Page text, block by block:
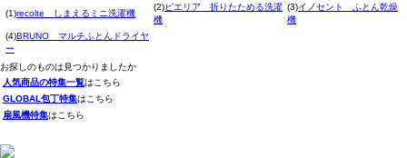
(1)recolte しまえるミニ洗濯機
(2)ピエリア 折りたためる洗濯
機
(3)イノセント ふとん乾燥
機
(4)BRUNO マルチふとんドライヤ
ー
お探しのものは見つかりましたか
人気商品の特集一覧はこちら
GLOBAL包丁特集はこちら
扇風機特集はこちら